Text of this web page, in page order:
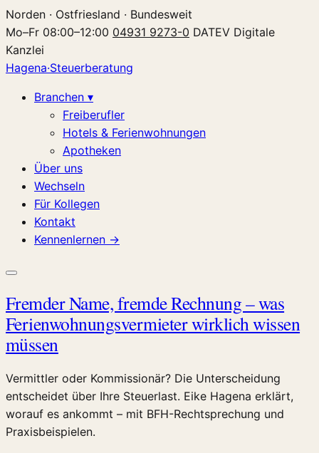
Zum
Inhalt
springen
Norden · Ostfriesland · Bundesweit
Mo–Fr 08:00–12:00 04931 9273-0 DATEV Digitale
Kanzlei
Hagena·Steuerberatung
Branchen ▾
Freiberufler
Hotels & Ferienwohnungen
Apotheken
Über uns
Wechseln
Für Kollegen
Kontakt
Kennenlernen →
Fremder Name, fremde Rechnung – was
Ferienwohnungsvermieter wirklich wissen
müssen
Vermittler oder Kommissionär? Die Unterscheidung
entscheidet über Ihre Steuerlast. Eike Hagena erklärt,
worauf es ankommt – mit BFH-Rechtsprechung und
Praxisbeispielen.